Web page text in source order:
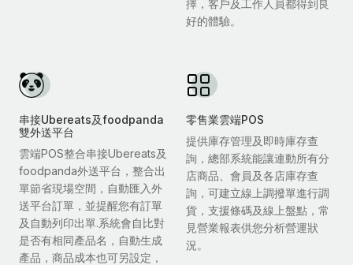
擇，客戶及工作人員都得到良
好的體驗。
串接Ubereats及foodpanda
雙外送平台
雲端POS整合串接Ubereats及
foodpanda外送平台，整合出
單節省現場空間，自動匯入外
送平台訂單，並提醒您有訂單
及自動列印出單.系統會自比對
是否有相同產品名，自動生成
產品，商品成本也可另設定，
零售業雲端POS
提供庫存管理及即時庫存查
詢，總部系統能讓連動所有分
店商品、會員及各店庫存查
詢，可建立線上調撥單進行調
貨，支援條碼及線上盤點，常
見營業報表供您分析營運狀
況。